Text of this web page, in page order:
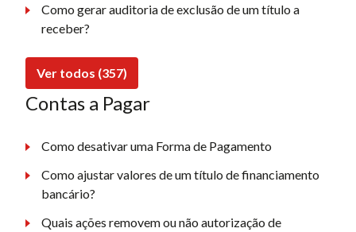
Como gerar auditoria de exclusão de um título a
receber?
Ver todos (357)
Contas a Pagar
Como desativar uma Forma de Pagamento
Como ajustar valores de um título de financiamento
bancário?
Quais ações removem ou não autorização de